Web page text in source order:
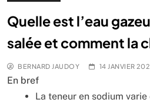
Quelle est l’eau
salée et comment la
BERNARD JAUDOY 14 JANVIER
En bref
La teneur en sodium varie